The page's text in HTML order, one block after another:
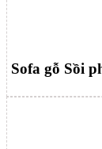
Sofa gỗ Sồi